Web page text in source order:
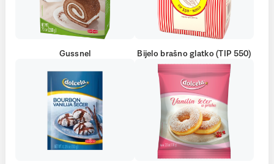
Gussnel Bijelo brašno glatko (TIP 550)